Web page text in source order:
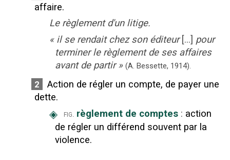
affaire.
Le règlement d'un litige.
« il se rendait chez son éditeur [...] pour
terminer le règlement de ses affaires
avant de partir » (A. Bessette, 1914).
2
Action de régler un compte, de payer une
dette.
◈ fig. règlement de comptes : action
de régler un différend souvent par la
violence.